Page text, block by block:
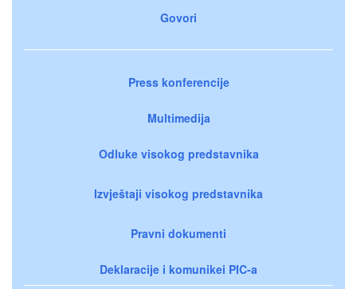
Govori
Press konferencije
Multimedija
Odluke visokog predstavnika
Izvještaji visokog predstavnika
Pravni dokumenti
Deklaracije i komunikei PIC-a